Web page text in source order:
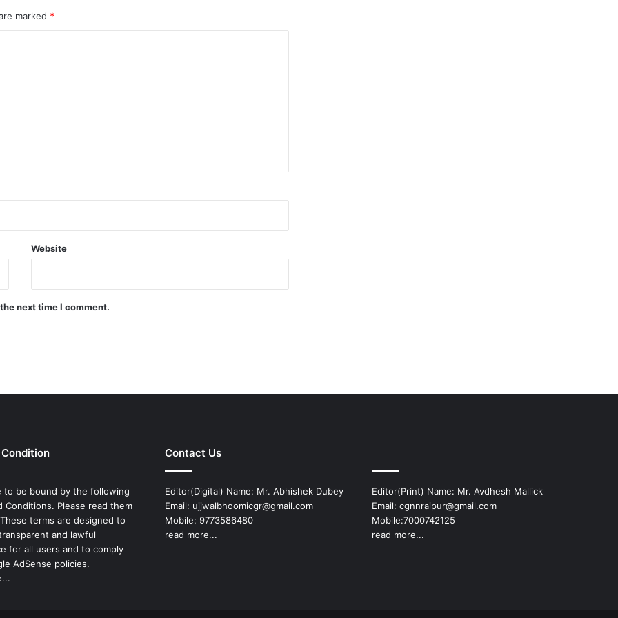
की
marked *
Website
next time I comment.
to be bound by the following
Conditions. Please read them
terms are designed to
and lawful
for all users and to comply
AdSense policies.
Contact Us
Editor(Digital) Name: Mr. Abhishek Dubey
Email: ujjwalbhoomicgr@gmail.com
Mobile: 9773586480
read more...
Editor(Print) Name: Mr. Avdhesh Mallick
Email: cgnnraipur@gmail.com
Mobile:7000742125
read more...